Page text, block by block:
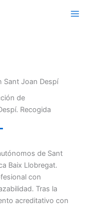
Sant Joan Despí
de
Recogida
de Sant
Baix Llobregat.
con
Tras la
acreditativo con